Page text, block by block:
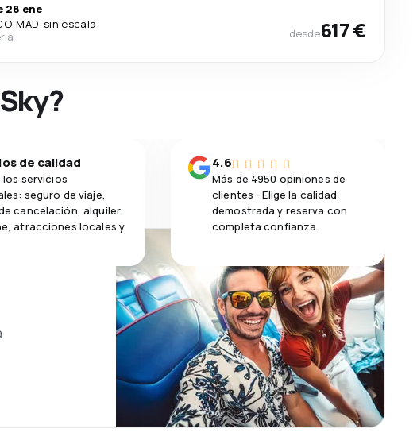
28 ene
-MAD· sin escala
desde617 €
de calidad
servicios
seguro de viaje,
cancelación, alquiler
atracciones locales y
4.6
Más de 4950 opiniones de
clientes - Elige la calidad
demostrada y reserva con
completa confianza.